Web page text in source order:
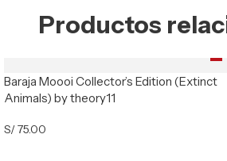
Productos
Baraja Moooi Collector’s Edition (Extinct
Animals) by theory11
S/75.00